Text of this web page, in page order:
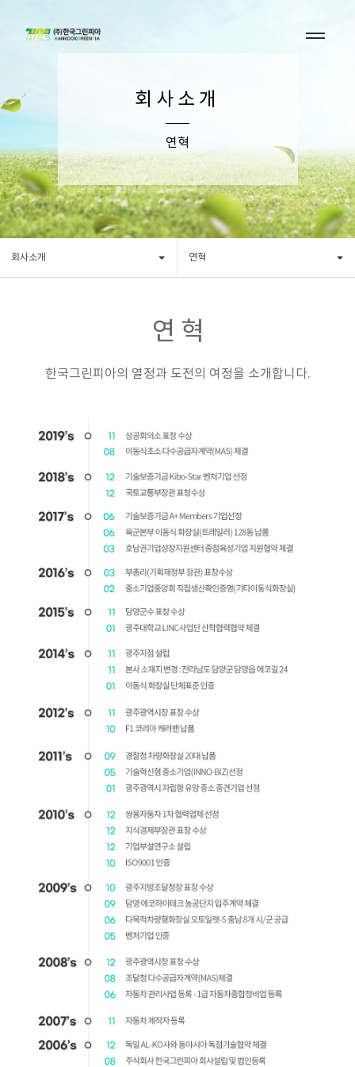
회사소개
연혁
회사소개 연혁
연 혁
한국그린피아의 열정과 도전의 여정을 소개합니다.